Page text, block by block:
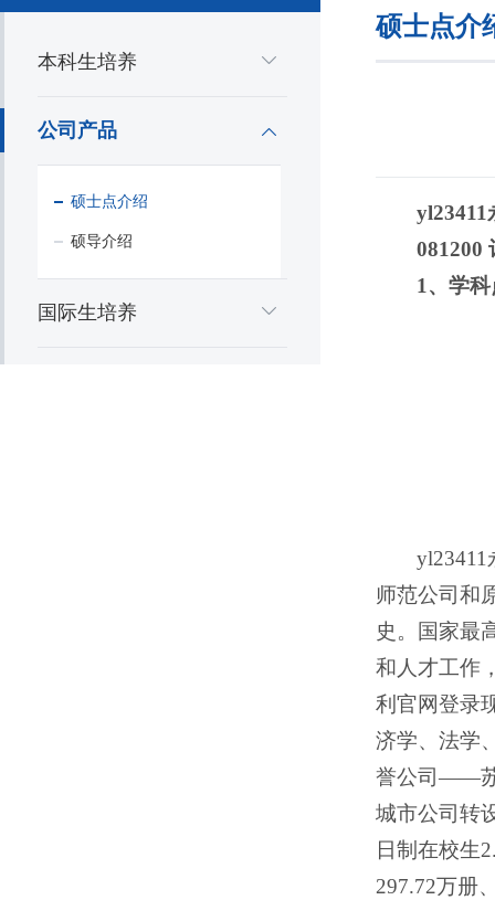
本科生培养
公司产品
硕士点介绍
硕导介绍
国际生培养
硕士点介
yl23411
081200
1、学
师范公司和
史。国家最
和人才工作
利官网登录
济学、法学
誉公司——苏
城市公司转
日制在校生
297.72万册